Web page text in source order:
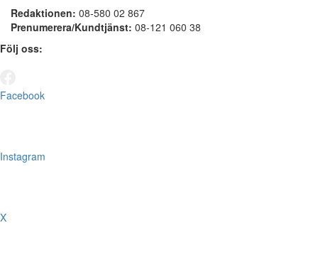
Redaktionen: 08-580 02 867
Prenumerera/Kundtjänst: 08-121 060 38
Följ oss:
Facebook
Instagram
X